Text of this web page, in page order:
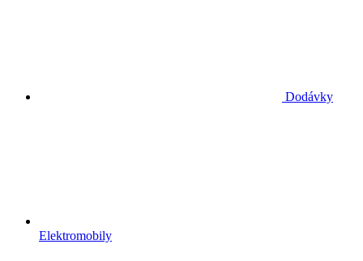
Dodávky
Elektromobily